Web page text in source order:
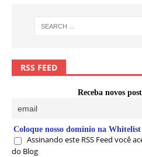
RSS FEED
Receba novos
Coloque nosso domínio na
Assinando este RSS Feed você
do Blog